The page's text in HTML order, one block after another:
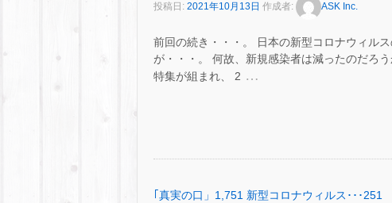
投稿日: 2021年10月13日 作成者: ASK Inc.
前回の続き・・・。 日本の新型コロナウィル
が・・・。 何故、新規感染者は減ったのだろ
特集が組まれ、 2 …
｢真実の口」1,751 新型コロナウィルス･･･251